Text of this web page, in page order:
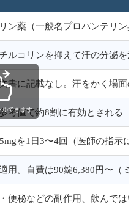
ン薬（一般名プロパンテリン臭
ルコリンを抑えて汗の分泌を減
書に記載なし。汗をかく場面
考値で約8割に有効とされる（
を1日3〜4回（医師の指示に
用。自費は90錠6,380円〜（ミ
便秘などの副作用、飲んでは
ルできます